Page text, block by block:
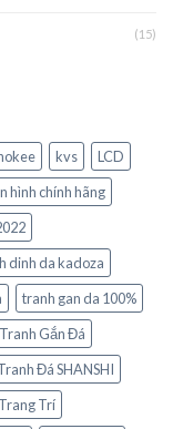
(15)
kvs
LCD
hình chính hãng
dinh da kadoza
tranh gan da 100%
Tranh Gắn Đá
Đá SHANSHI
Trí